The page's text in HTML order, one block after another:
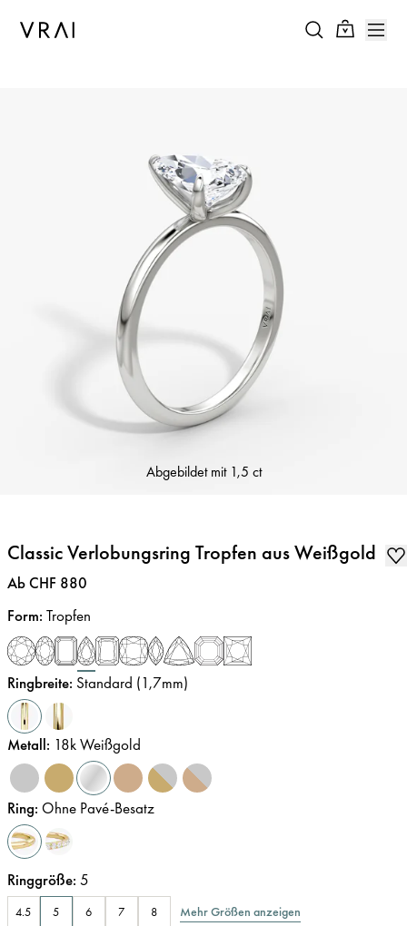
Abgebildet mit 1,5 ct
Classic Verlobungsring Tropfen aus Weißgold
Preis:
Ab CHF 880
Form: Tropfen
Ringbreite: Standard (1,7mm)
Metall: 18k Weißgold
Ring: Ohne Pavé-Besatz
Ringgröße: 5
4.5 5 6 7 8 Mehr Größen anzeigen